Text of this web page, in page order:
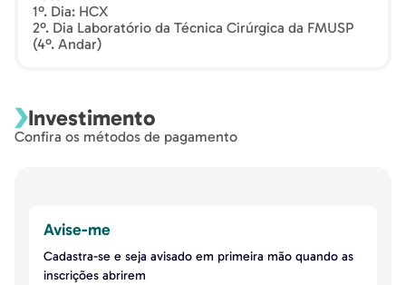
1º. Dia: HCX
2º. Dia Laboratório da Técnica Cirúrgica da FMUSP
(4º. Andar)
Investimento
Confira os métodos de pagamento
Avise-me
Cadastra-se e seja avisado em primeira mão quando as
inscrições abrirem